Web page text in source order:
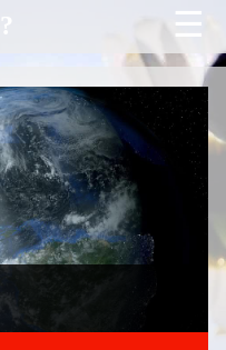
☰